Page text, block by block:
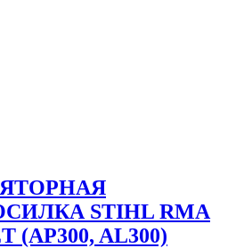
STIHL RMA
(AP300, AL300)